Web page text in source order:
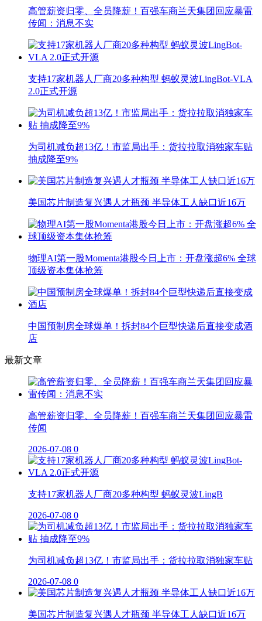
高管薪资归零、全员降薪！百强车商兰天集团回应暴雷
传闻：消息不实
支持17家机器人厂商20多种构型 蚂蚁灵波LingBot-VLA
2.0正式开源
为司机减负超13亿！市监局出手：货拉拉取消独家车贴
抽成降至9%
美国芯片制造复兴遇人才瓶颈 半导体工人缺口近16万
物理AI第一股Momenta港股今日上市：开盘涨超6% 全球
顶级资本集体抢筹
中国预制房全球爆单！拆封84个巨型快递后直接变成酒
店
最新文章
高管薪资归零、全员降薪！百强车商兰天集团回应暴雷
传闻
2026-07-08 0
支持17家机器人厂商20多种构型 蚂蚁灵波LingB
2026-07-08 0
为司机减负超13亿！市监局出手：货拉拉取消独家车贴
2026-07-08 0
美国芯片制造复兴遇人才瓶颈 半导体工人缺口近16万